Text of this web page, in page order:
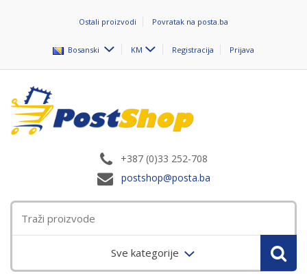
Ostali proizvodi Povratak na posta.ba
Bosanski KM Registracija Prijava
+387 (0)33 252-708
postshop@posta.ba
Sve kategorije